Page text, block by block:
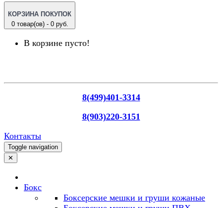
КОРЗИНА ПОКУПОК
0 товар(ов) - 0 руб.
В корзине пусто!
8(499)401-3314
8(903)220-3151
Контакты
Toggle navigation
✕
Бокс
Боксерские мешки и груши кожаные